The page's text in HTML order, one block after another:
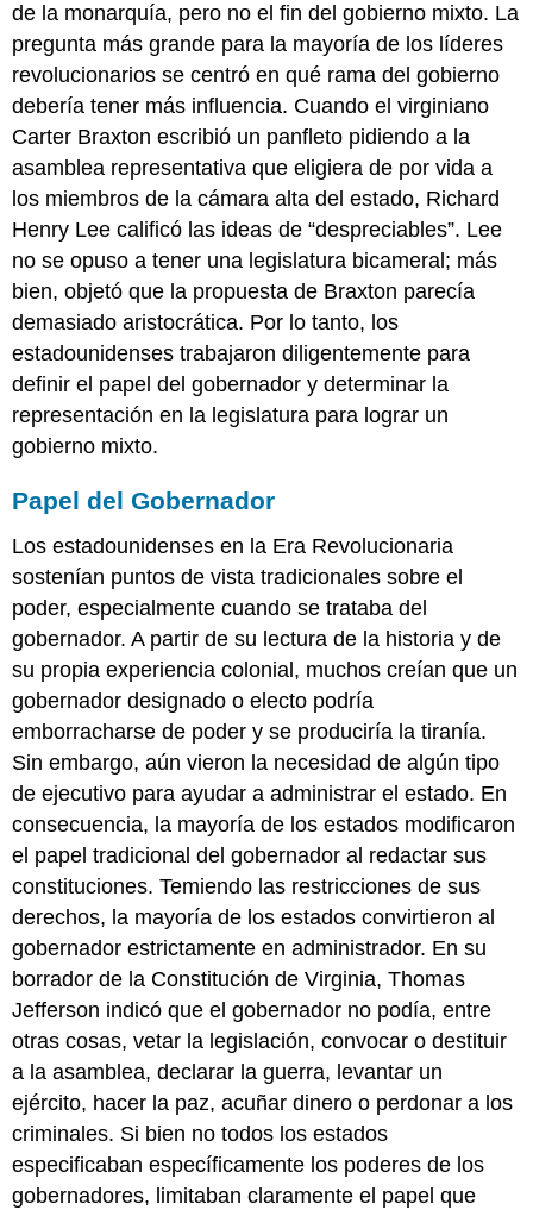
de la monarquía, pero no el fin del gobierno mixto. La
pregunta más grande para la mayoría de los líderes
revolucionarios se centró en qué rama del gobierno
debería tener más influencia. Cuando el virginiano
Carter Braxton escribió un panfleto pidiendo a la
asamblea representativa que eligiera de por vida a
los miembros de la cámara alta del estado, Richard
Henry Lee calificó las ideas de “despreciables”. Lee
no se opuso a tener una legislatura bicameral; más
bien, objetó que la propuesta de Braxton parecía
demasiado aristocrática. Por lo tanto, los
estadounidenses trabajaron diligentemente para
definir el papel del gobernador y determinar la
representación en la legislatura para lograr un
gobierno mixto.
Papel del Gobernador
Los estadounidenses en la Era Revolucionaria
sostenían puntos de vista tradicionales sobre el
poder, especialmente cuando se trataba del
gobernador. A partir de su lectura de la historia y de
su propia experiencia colonial, muchos creían que un
gobernador designado o electo podría
emborracharse de poder y se produciría la tiranía.
Sin embargo, aún vieron la necesidad de algún tipo
de ejecutivo para ayudar a administrar el estado. En
consecuencia, la mayoría de los estados modificaron
el papel tradicional del gobernador al redactar sus
constituciones. Temiendo las restricciones de sus
derechos, la mayoría de los estados convirtieron al
gobernador estrictamente en administrador. En su
borrador de la Constitución de Virginia, Thomas
Jefferson indicó que el gobernador no podía, entre
otras cosas, vetar la legislación, convocar o destituir
a la asamblea, declarar la guerra, levantar un
ejército, hacer la paz, acuñar dinero o perdonar a los
criminales. Si bien no todos los estados
especificaban específicamente los poderes de los
gobernadores, limitaban claramente el papel que